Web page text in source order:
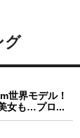
グ
世界モデル！
女も…プロ...